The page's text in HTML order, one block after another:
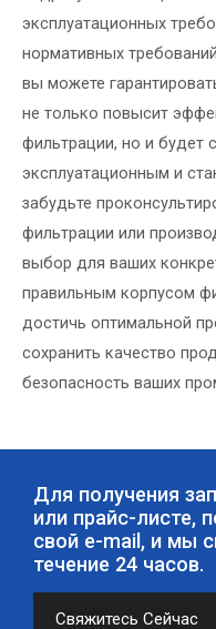
эксплуатационных
нормативных
вы можете
не только повысит
фильтрации, но и будет
эксплуатационным и
забудьте
фильтрации или
выбор для ваших
правильным корпусом
достичь оптимальной
сохранить качество
безопасность ваших
Для получения
или прайс-листе,
свой e-mail, и мы
течение 24 часов.
Свяжитесь Сейчас